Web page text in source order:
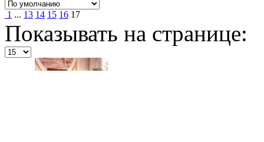
1 ... 13 14 15 16 17
Показывать на странице: